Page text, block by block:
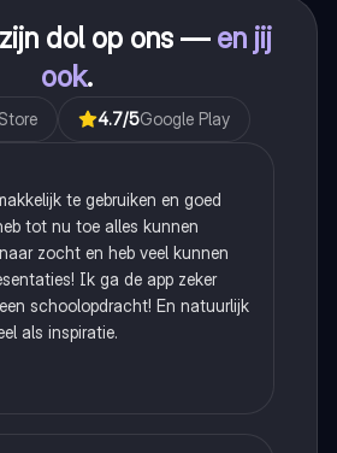
dol op ons — en jij
ook.
4.7/5Google Play
te gebruiken en goed
tot nu toe alles kunnen
zocht en heb veel kunnen
Ik ga de app zeker
schoolopdracht! En natuurlijk
als inspiratie.